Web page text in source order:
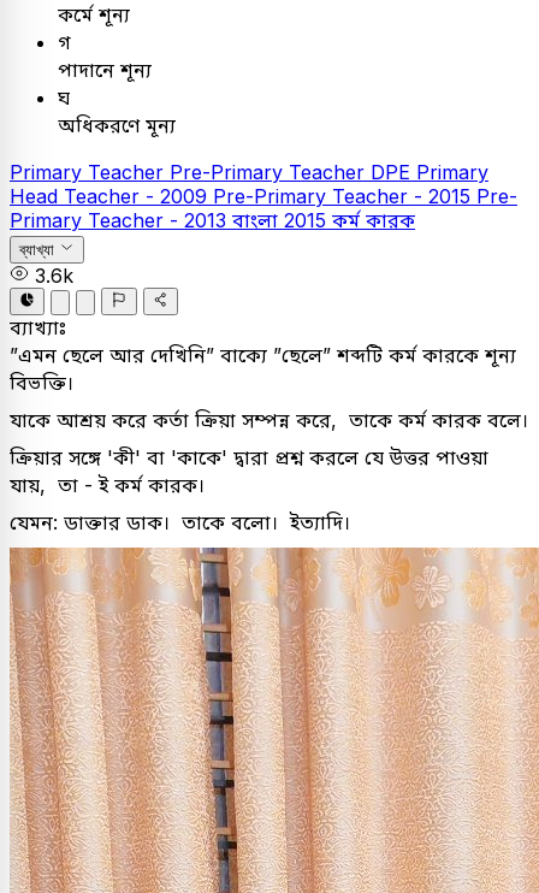
কর্মে শূন্য
গ
পাদানে শূন্য
ঘ
অধিকরণে মূন্য
Primary Teacher Pre-Primary Teacher DPE Primary
Head Teacher - 2009 Pre-Primary Teacher - 2015 Pre-
Primary Teacher - 2013 বাংলা 2015 কর্ম কারক
ব্যাখ্যা
3.6k
ব্যাখ্যাঃ
”এমন ছেলে আর দেখিনি” বাক্যে ”ছেলে” শব্দটি কর্ম কারকে শূন্য
বিভক্তি।
যাকে আশ্রয় করে কর্তা ক্রিয়া সম্পন্ন করে, তাকে কর্ম কারক বলে।
ক্রিয়ার সঙ্গে 'কী' বা 'কাকে' দ্বারা প্রশ্ন করলে যে উত্তর পাওয়া
যায়, তা - ই কর্ম কারক।
যেমন: ডাক্তার ডাক। তাকে বলো। ইত্যাদি।